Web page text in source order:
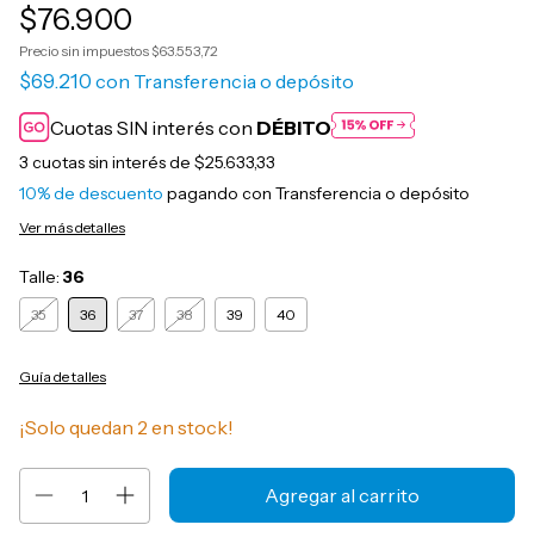
$76.900
Precio sin impuestos$63.553,72
$69.210 con Transferencia o depósito
Cuotas SIN interés con DÉBITO
3 cuotas sin interés de $25.633,33
10% de descuento pagando con Transferencia o depósito
Ver más detalles
Talle: 36
35 36 37 38 39 40
Guía de talles
¡Solo quedan 2 en stock!